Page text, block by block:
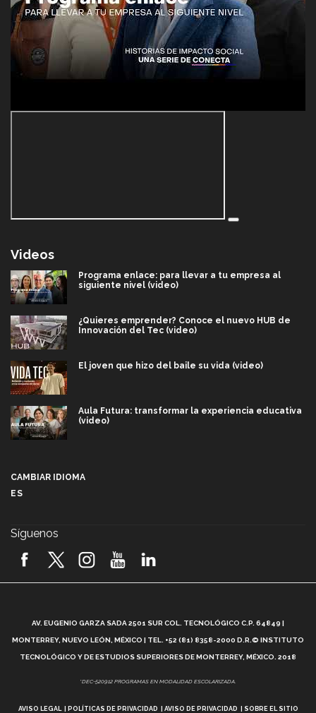
Videos
Programa enlace: para llevar a tu empresa al
siguiente nivel (video)
¿Quieres emprender? Conoce el nuevo HUB de
Innovación del Tec (video)
El joven que hizo del baile su vida (video)
Aula Futura: transformar la experiencia educativa
(video)
2026! (video)
¿Cómo es el Modelo Educativo Tec? (video)
Vida Tec: Feminismo e Inteligencia Artificial, Paola
CAMBIAR IDIOMA
ES
Síguenos
AV. EUGENIO GARZA SADA 2501 SUR COL. TECNOLÓGICO C.P. 64849 |
MONTERREY, NUEVO LEÓN, MÉXICO | TEL. +52 (81) 8358-2000 D.R.© INSTITUTO
TECNOLÓGICO Y DE ESTUDIOS SUPERIORES DE MONTERREY, MÉXICO. 2018
*DEC-520912 PROGRAMAS EN MODALIDAD ESCOLARIZADA.
AVISO LEGAL POLÍTICAS DE PRIVACIDAD AVISO DE PRIVACIDAD SOBRE EL SITIO